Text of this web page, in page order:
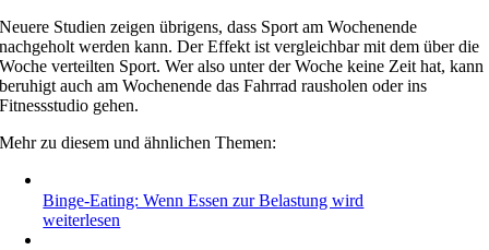
Neuere Studien zeigen übrigens, dass Sport am Wochenende
nachgeholt werden kann. Der Effekt ist vergleichbar mit dem über die
Woche verteilten Sport. Wer also unter der Woche keine Zeit hat, kann
beruhigt auch am Wochenende das Fahrrad rausholen oder ins
Fitnessstudio gehen.
Mehr zu diesem und ähnlichen Themen:
Binge-Eating: Wenn Essen zur Belastung wird
weiterlesen